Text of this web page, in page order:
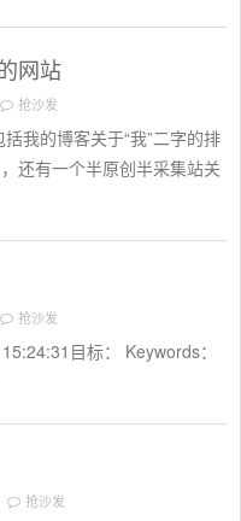
网站
抢沙发
我的博客关于“我”二字的排
还有一个半原创半采集站关
抢沙发
目标： Keywords：
抢沙发